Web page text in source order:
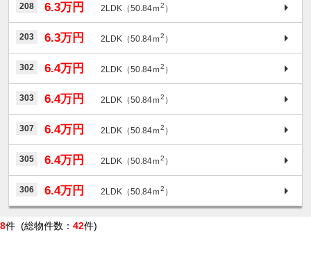
208 6.3万円 2LDK（50.84ｍ2 ）
203 6.3万円 2LDK（50.84ｍ2 ）
302 6.4万円 2LDK（50.84ｍ2 ）
303 6.4万円 2LDK（50.84ｍ2 ）
307 6.4万円 2LDK（50.84ｍ2 ）
305 6.4万円 2LDK（50.84ｍ2 ）
306 6.4万円 2LDK（50.84ｍ2 ）
8件 (総物件数： 42件)